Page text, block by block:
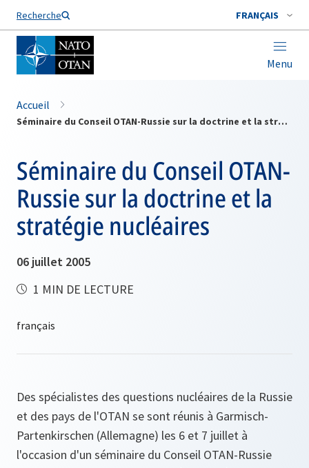
Recherche FRANÇAIS
Menu
Nom de famille*
Accueil
Séminaire du Conseil OTAN-Russie sur la doctrine et la stratégie nucléaires
Séminaire du Conseil OTAN-
Russie sur la doctrine et la
stratégie nucléaires
06 juillet 2005
1 MIN DE LECTURE
Des spécialistes des questions nucléaires de la Russie
et des pays de l'OTAN se sont réunis à Garmisch-
Partenkirschen (Allemagne) les 6 et 7 juillet à
l'occasion d'un séminaire du Conseil OTAN-Russie